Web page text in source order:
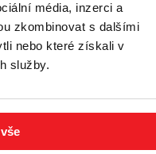
média, inzerci a
zkombinovat s dalšími
nebo které získali v
služby.